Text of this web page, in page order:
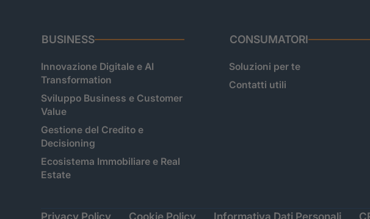
BUSINESS
Innovazione Digitale e AI
Transformation
Sviluppo Business e Customer
Value
Gestione del Credito e
Decisioning
Ecosistema Immobiliare e Real
Estate
CONSUMATORI
Soluzioni per te
Contatti utili
Privacy Policy Cookie Policy Informativa Dati Personali